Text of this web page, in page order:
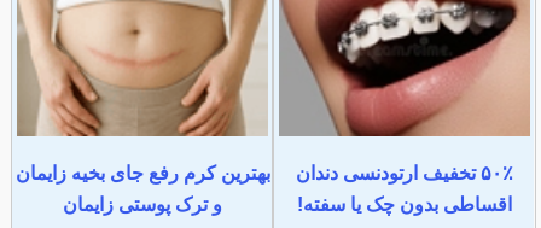
۵۰٪ تخفیف ارتودنسی دندان
اقساطی بدون چک یا سفته!
بهترین کرم رفع جای بخیه زایمان
و ترک پوستی زایمان